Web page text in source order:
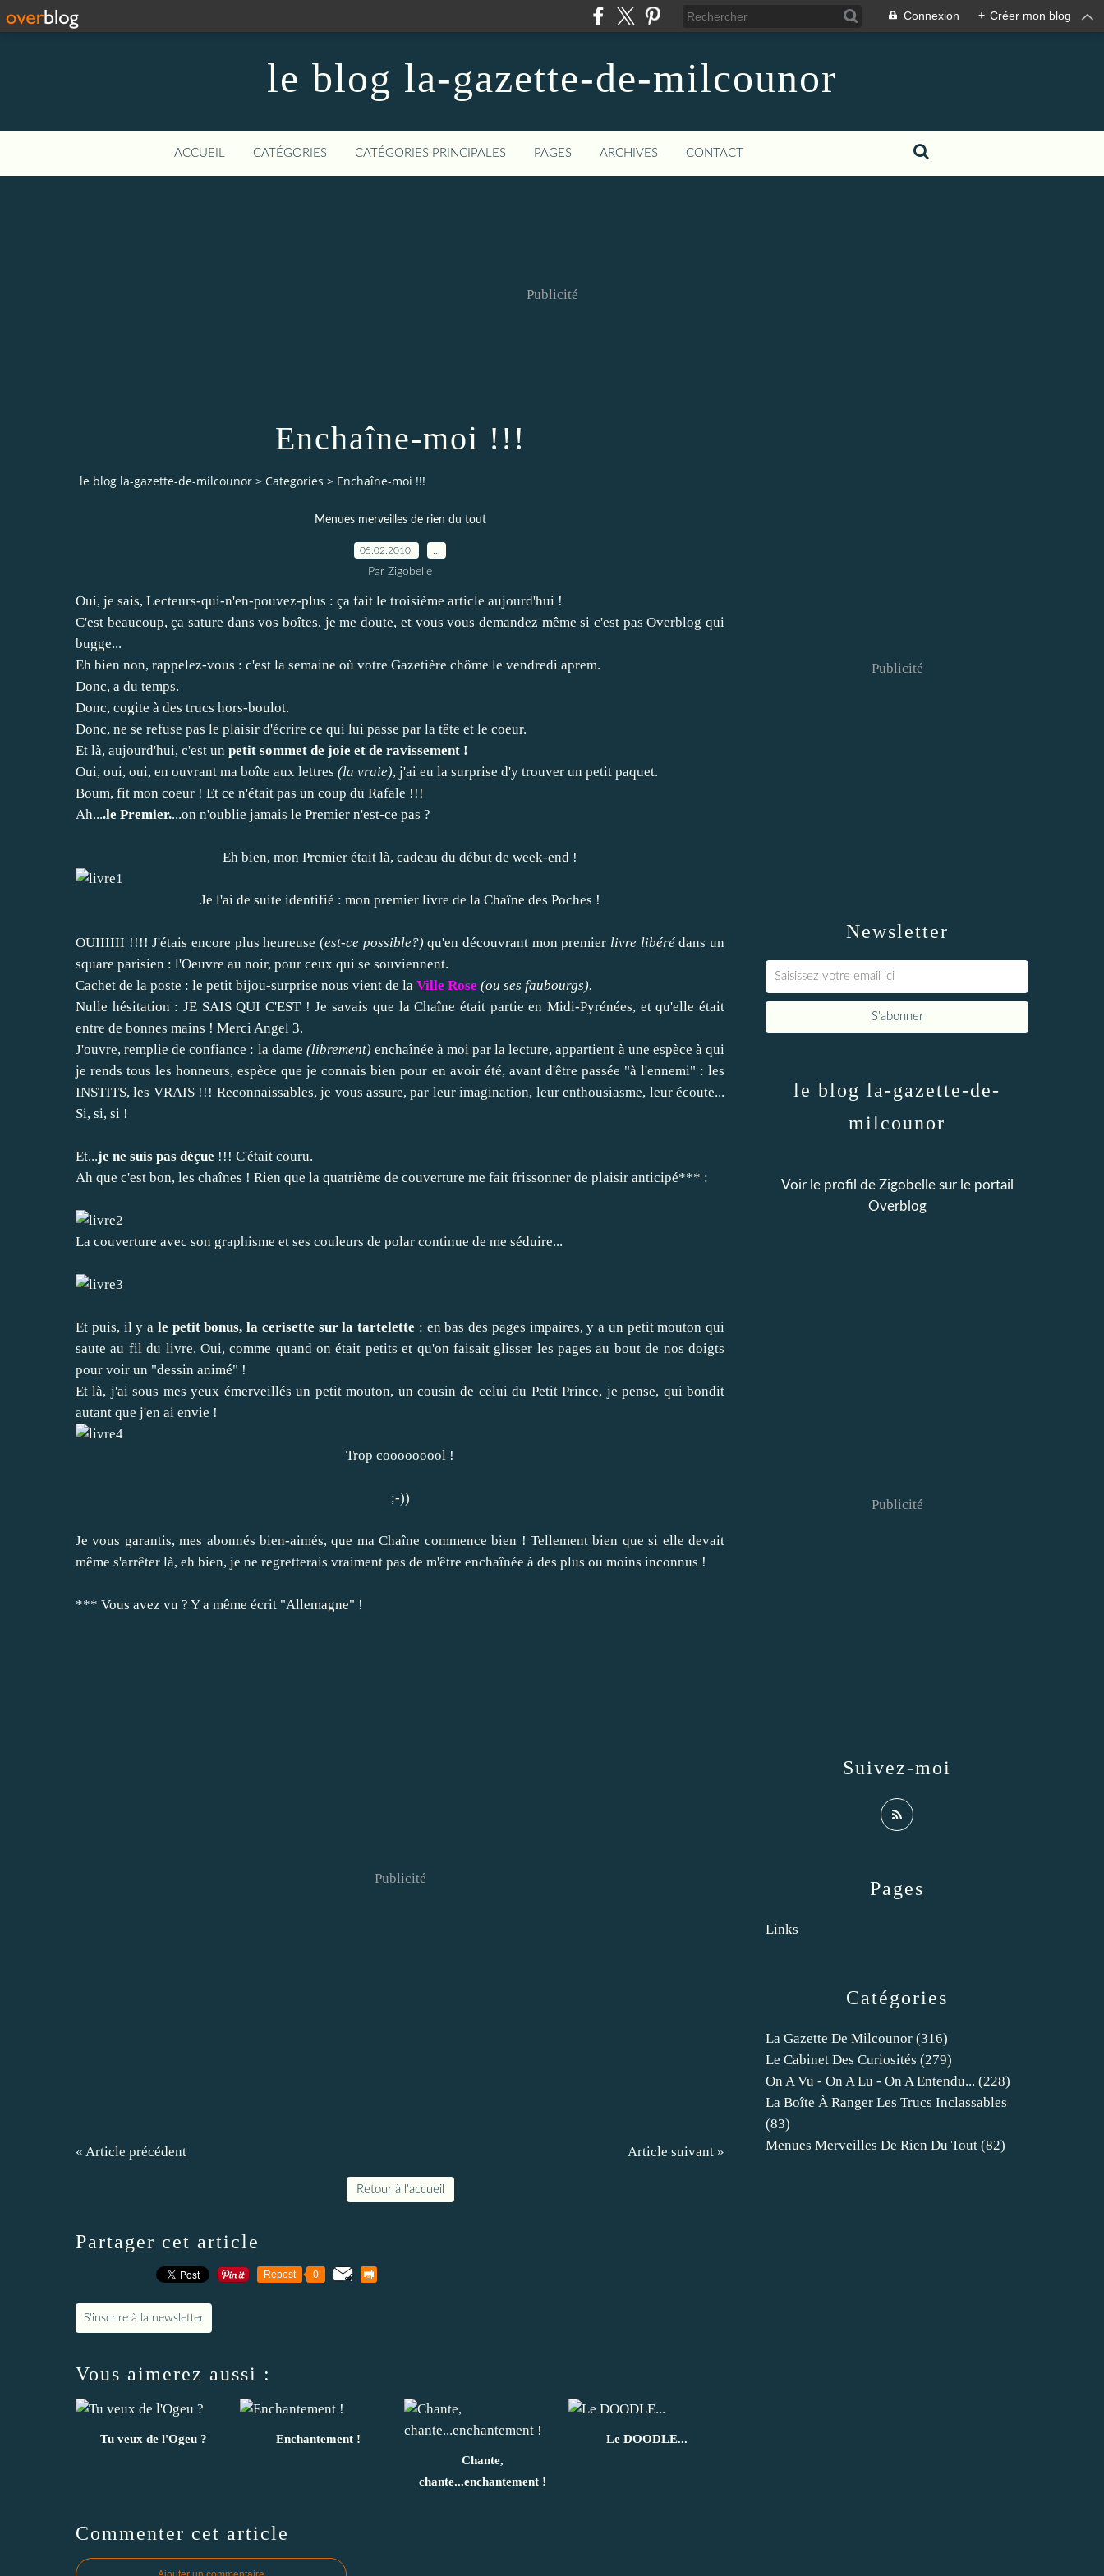
Connexion + Créer mon blog
le blog la-gazette-de-milcounor
ACCUEIL CATÉGORIES CATÉGORIES PRINCIPALES PAGES ARCHIVES CONTACT
Publicité
Enchaîne-moi !!!
le blog la-gazette-de-milcounor > Categories > Enchaîne-moi !!!
Menues merveilles de rien du tout
05.02.2010
Par Zigobelle
Oui, je sais, Lecteurs-qui-n'en-pouvez-plus : ça fait le troisième article aujourd'hui !
C'est beaucoup, ça sature dans vos boîtes, je me doute, et vous vous demandez même si c'est pas Overblog qui
bugge...
Eh bien non, rappelez-vous : c'est la semaine où votre Gazetière chôme le vendredi aprem.
Donc, a du temps.
Donc, cogite à des trucs hors-boulot.
Donc, ne se refuse pas le plaisir d'écrire ce qui lui passe par la tête et le coeur.
Et là, aujourd'hui, c'est un petit sommet de joie et de ravissement !
Oui, oui, oui, en ouvrant ma boîte aux lettres (la vraie), j'ai eu la surprise d'y trouver un petit paquet.
Boum, fit mon coeur ! Et ce n'était pas un coup du Rafale !!!
Ah....le Premier....on n'oublie jamais le Premier n'est-ce pas ?
Eh bien, mon Premier était là, cadeau du début de week-end !
Je l'ai de suite identifié : mon premier livre de la Chaîne des Poches !
OUIIIIII !!!! J'étais encore plus heureuse (est-ce possible?)qu'en découvrant mon premier livre libérédans un
square parisien : l'Oeuvre au noir, pour ceux qui se souviennent.
Cachet de la poste : le petit bijou-surprise nous vient de la Ville Rose (ou ses faubourgs).
Nulle hésitation : JE SAIS QUI C'EST ! Je savais que la Chaîne était partie en Midi-Pyrénées, et qu'elle était
entre de bonnes mains ! Merci Angel 3.
J'ouvre, remplie de confiance : la dame (librement)enchaînée à moi par la lecture, appartient à une espèce à qui
je rends tous les honneurs, espèce que je connais bien pour en avoir été, avant d'être passée "à l'ennemi" : les
INSTITS, les VRAIS !!! Reconnaissables, je vous assure, par leur imagination, leur enthousiasme, leur écoute...
Si, si, si !
Et...je ne suis pas déçue !!! C'était couru.
Ah que c'est bon, les chaînes ! Rien que la quatrième de couverture me fait frissonner de plaisir anticipé*** :
La couverture avec son graphisme et ses couleurs de polar continue de me séduire...
Et puis, il y a le petit bonus, la cerisette sur la tartelette : en bas des pages impaires, y a un petit mouton qui
saute au fil du livre. Oui, comme quand on était petits et qu'on faisait glisser les pages au bout de nos doigts
pour voir un "dessin animé" !
Et là, j'ai sous mes yeux émerveillés un petit mouton, un cousin de celui du Petit Prince, je pense, qui bondit
autant que j'en ai envie !
Trop cooooooool !
;-))
Je vous garantis, mes abonnés bien-aimés, que ma Chaîne commence bien ! Tellement bien que si elle devait
même s'arrêter là, eh bien, je ne regretterais vraiment pas de m'être enchaînée à des plus ou moins inconnus !
*** Vous avez vu ? Y a même écrit "Allemagne" !
Publicité
« Article précédent Article suivant »
Retour à l'accueil
Partager cet article
Repost 0
S'inscrire à la newsletter
Vous aimerez aussi :
Tu veux de l'Ogeu ?
Enchantement !
Chante,
chante...enchantement !
Le DOODLE...
Commenter cet article
Newsletter
Publicité
Catégories
La Gazette De Milcounor (316)
Le Cabinet Des Curiosités (279)
On A Vu - On A Lu - On A Entendu... (228)
La Boîte À Ranger Les Trucs Inclassables
(83)
Menues Merveilles De Rien Du Tout (82)
Pages
Links
le blog la-gazette-de-
milcounor
Voir le profil de Zigobellesur le portail
Overblog
Suivez-moi
Publicité